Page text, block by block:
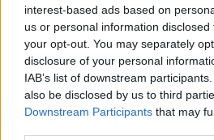
interest-based ads based on
us or personal information
your opt-out. You may separately
disclosure of your personal
IAB’s list of downstream
also be disclosed by us to third
Downstream Participants that may